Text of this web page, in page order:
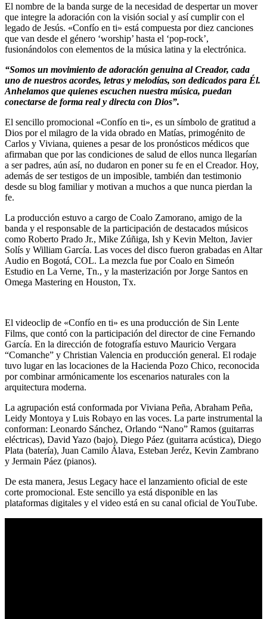
El nombre de la banda surge de la necesidad de despertar un mover
que integre la adoración con la visión social y así cumplir con el
legado de Jesús. «Confío en ti» está compuesta por diez canciones
que van desde el género ‘worship’ hasta el ‘pop-rock’,
fusionándolos con elementos de la música latina y la electrónica.
“Somos un movimiento de adoración genuina al Creador, cada
uno de nuestros acordes, letras y melodías, son dedicados para Él.
Anhelamos que quienes escuchen nuestra música, puedan
conectarse de forma real y directa con Dios”.
El sencillo promocional «Confío en ti», es un símbolo de gratitud a
Dios por el milagro de la vida obrado en Matías, primogénito de
Carlos y Viviana, quienes a pesar de los pronósticos médicos que
afirmaban que por las condiciones de salud de ellos nunca llegarían
a ser padres, aún así, no dudaron en poner su fe en el Creador. Hoy,
además de ser testigos de un imposible, también dan testimonio
desde su blog familiar y motivan a muchos a que nunca pierdan la
fe.
La producción estuvo a cargo de Coalo Zamorano, amigo de la
banda y el responsable de la participación de destacados músicos
como Roberto Prado Jr., Mike Zúñiga, Ish y Kevin Melton, Javier
Solís y William García. Las voces del disco fueron grabadas en Altar
Audio en Bogotá, COL. La mezcla fue por Coalo en Simeón
Estudio en La Verne, Tn., y la masterización por Jorge Santos en
Omega Mastering en Houston, Tx.
El videoclip de «Confío en ti» es una producción de Sin Lente
Films, que contó con la participación del director de cine Fernando
García. En la dirección de fotografía estuvo Mauricio Vergara
“Comanche” y Christian Valencia en producción general. El rodaje
tuvo lugar en las locaciones de la Hacienda Pozo Chico, reconocida
por combinar armónicamente los escenarios naturales con la
arquitectura moderna.
La agrupación está conformada por Viviana Peña, Abraham Peña,
Leidy Montoya y Luis Robayo en las voces. La parte instrumental la
conforman: Leonardo Sánchez, Orlando “Nano” Ramos (guitarras
eléctricas), David Yazo (bajo), Diego Páez (guitarra acústica), Diego
Plata (batería), Juan Camilo Álava, Esteban Jeréz, Kevin Zambrano
y Jermain Páez (pianos).
De esta manera, Jesus Legacy hace el lanzamiento oficial de este
corte promocional. Este sencillo ya está disponible en las
plataformas digitales y el video está en su canal oficial de YouTube.